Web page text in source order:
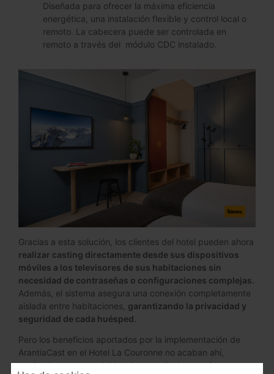
Diseñada para ofrecer la máxima eficiencia
energética, una instalación flexible y control local o
remoto. La cabecera puede ser controlada en
remoto a través del módulo CDC instalado.
Gracias a esta solución, los clientes del hotel pueden ahora
realizar casting directamente desde sus dispositivos
móviles a los televisores de sus habitaciones sin
necesidad de contraseñas o configuraciones complejas
Además, el sistema asegura una conexión completamente
aislada entre habitaciones, garantizando la privacidad y
seguridad de cada huésped
Pero los beneficios aportados por la implementación de
ArantiaCast en el Hotel La Couronne no acaban ahí,
poniendo en manos del hotel una serie de ventajas